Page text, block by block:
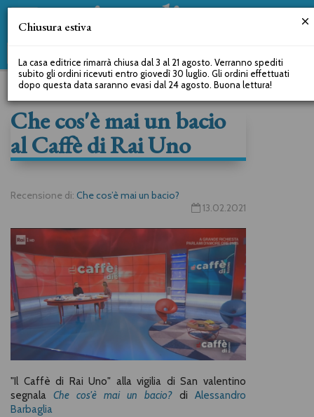
Che cos'è mai un bacio
al Caffè di Rai Uno
Recensione di: Che cos’è mai un bacio?
13.02.2021
"Il Caffè di Rai Uno" alla vigilia di San valentino
segnala Che cos'è mai un bacio? di Alessandro
Barbaglia
Chiusura estiva
La casa editrice rimarrà chiusa dal 3 al 21 agosto. Verranno spediti
subito gli ordini ricevuti entro giovedì 30 luglio. Gli ordini effettuati
dopo questa data saranno evasi dal 24 agosto. Buona lettura!